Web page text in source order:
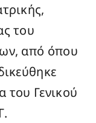
του
από όπου
του Γενικού